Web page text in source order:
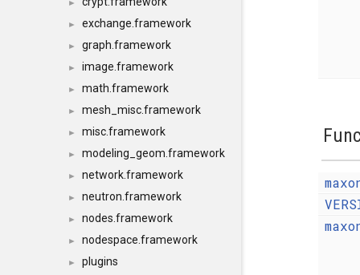
►
► exchange.framework
► graph.framework
► image.framework
► math.framework
► mesh_misc.framework
► misc.framework
► modeling_geom.framework
► network.framework
► neutron.framework
► nodes.framework
► nodespace.framework
► plugins